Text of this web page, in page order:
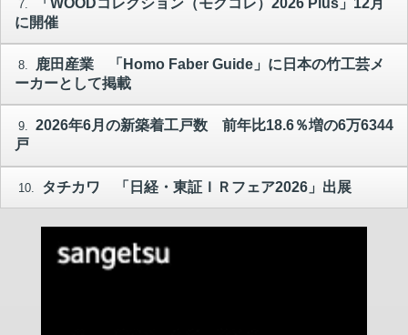
7.
に開催
8.
鹿田産業 「Homo Faber Guide」に日本の竹工芸メ
ーカーとして掲載
9. 2026年6月の新築着工戸数 前年比18.6％増の6万6344
戸
10. タチカワ 「日経・東証ＩＲフェア2026」出展